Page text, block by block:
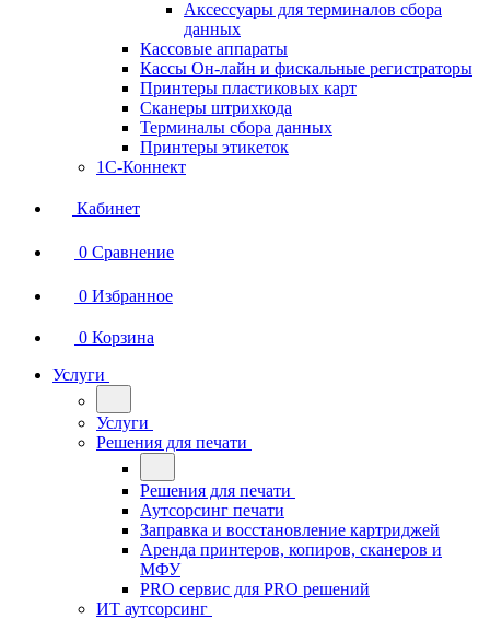
Аксессуары для терминалов сбора
данных
Кассовые аппараты
Кассы Он-лайн и фискальные регистраторы
Принтеры пластиковых карт
Сканеры штрихкода
Терминалы сбора данных
Принтеры этикеток
1С-Коннект
Кабинет
0 Сравнение
0 Избранное
0 Корзина
Услуги
Услуги
Решения для печати
Решения для печати
Аутсорсинг печати
Заправка и восстановление картриджей
Аренда принтеров, копиров, сканеров и
МФУ
PRO сервис для PRO решений
ИТ аутсорсинг